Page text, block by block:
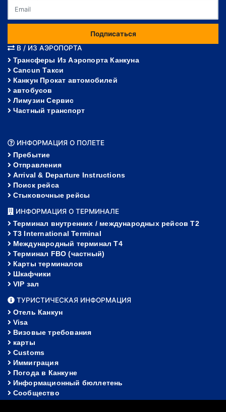
Подписаться
В / ИЗ АЭРОПОРТА
Трансферы Из Аэропорта Канкуна
Cancun Такси
Канкун Прокат автомобилей
автобусов
Лимузин Сервис
Частный транспорт
ИНФОРМАЦИЯ О ПОЛЕТЕ
Пребытие
Отправления
Arrival & Departure Instructions
Поиск рейса
Стыковочные рейсы
ИНФОРМАЦИЯ О ТЕРМИНАЛЕ
Терминал внутренних / международных рейсов T2
T3 International Terminal
Международный терминал Т4
Терминал FBO (частный)
Карты терминалов
Шкафчики
VIP зал
ТУРИСТИЧЕСКАЯ ИНФОРМАЦИЯ
Отель Канкун
Visa
Визовые требования
карты
Customs
Иммиграция
Погода в Канкуне
Информационный бюллетень
Сообщество